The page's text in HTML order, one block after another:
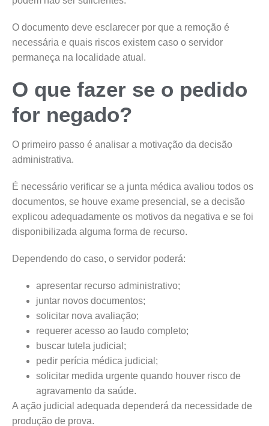
O documento deve esclarecer por que a remoção é
necessária e quais riscos existem caso o servidor
permaneça na localidade atual.
O que fazer se o pedido
for negado?
O primeiro passo é analisar a motivação da decisão
administrativa.
É necessário verificar se a junta médica avaliou todos os
documentos, se houve exame presencial, se a decisão
explicou adequadamente os motivos da negativa e se foi
disponibilizada alguma forma de recurso.
Dependendo do caso, o servidor poderá:
apresentar recurso administrativo;
juntar novos documentos;
solicitar nova avaliação;
requerer acesso ao laudo completo;
buscar tutela judicial;
pedir perícia médica judicial;
solicitar medida urgente quando houver risco de
agravamento da saúde.
A ação judicial adequada dependerá da necessidade de
produção de prova.